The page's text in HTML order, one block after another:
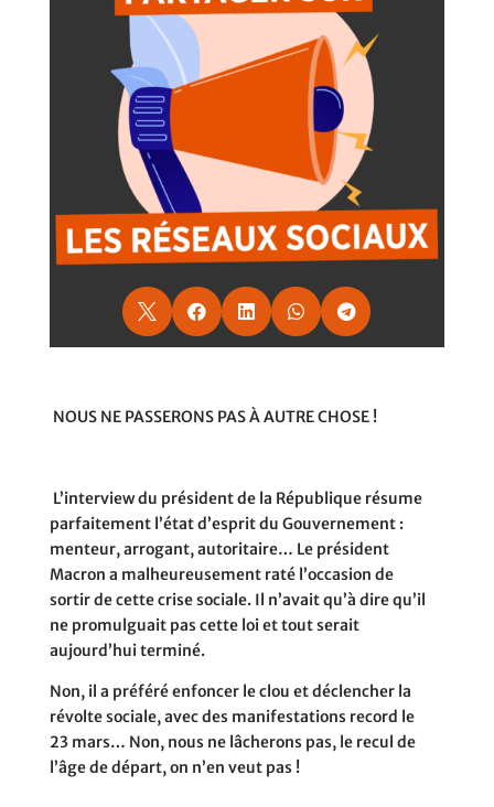
    
NOUS NE PASSERONS PAS À AUTRE CHOSE !
L’interview du président de la République résume
parfaitement l’état d’esprit du Gouvernement :
menteur, arrogant, autoritaire… Le président
Macron a malheureusement raté l’occasion de
sortir de cette crise sociale. Il n’avait qu’à dire qu’il
ne promulguait pas cette loi et tout serait
aujourd’hui terminé.
Non, il a préféré enfoncer le clou et déclencher la
révolte sociale, avec des manifestations record le
23 mars… Non, nous ne lâcherons pas, le recul de
l’âge de départ, on n’en veut pas !